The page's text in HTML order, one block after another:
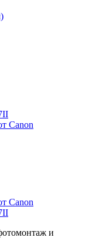
Canon
Canon
и